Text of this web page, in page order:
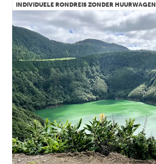
INDIVIDUELE RONDREIS ZONDER HUURWAGEN